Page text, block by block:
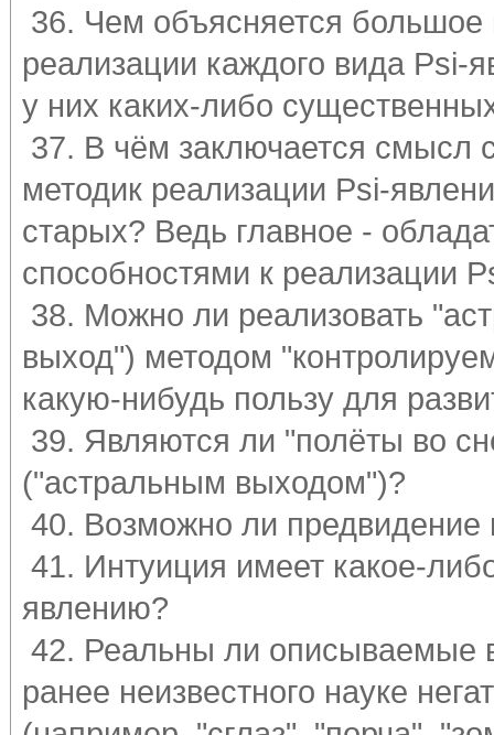
36. Чем объясняется большое
реализации каждого вида Psi-
у них каких-либо
37. В чём заключается смысл
методик реализации Psi-
старых? Ведь главное -
способностями к реализации
38. Можно ли реализовать
выход") методом
какую-нибудь пользу для
39. Являются ли "полёты во
("астральным выходом")?
40. Возможно ли
41. Интуиция имеет какое-
явлению?
42. Реальны ли описываемые
ранее неизвестного науке